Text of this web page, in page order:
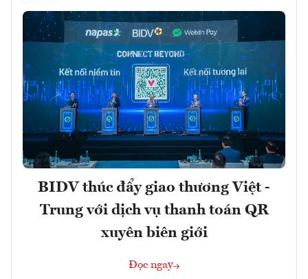
BIDV thúc đẩy giao thương Việt -
Trung với dịch vụ thanh toán QR
xuyên biên giới
Đọc ngay